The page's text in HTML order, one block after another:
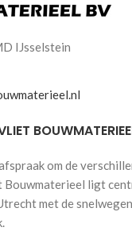
IJsselstein
om de
Bouwmaterieel ligt
met de